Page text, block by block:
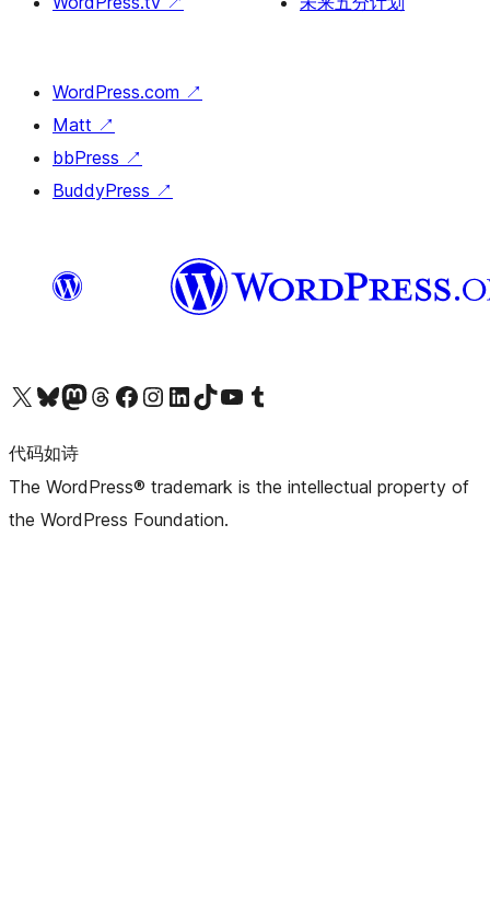
WordPress.com ↗
Matt ↗
bbPress ↗
BuddyPress ↗
关注我们的 X（原 Twitter）账号访问我们的 Bluesky 账号关注我们的 Mastodon 账号访问我们的 Threads 账号 访问我们的 Facebook 公共主页关注我们的 Instagram 账号 关注我们的 LinkedIn 主页访问我们的 TikTok 账号访问我们的 YouTube 频道 访问我们的 Tumblr 账号
代码如诗
The WordPress® trademark is the intellectual property of
the WordPress Foundation.